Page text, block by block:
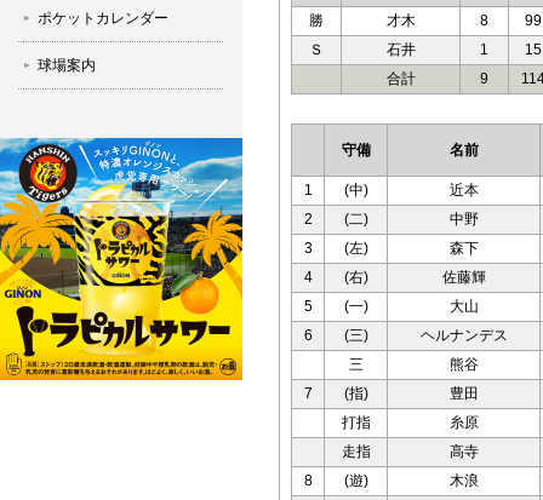
ポケットカレンダー
球場案内
勝 才木 8
99
Ｓ
石井 1
15
合計
9
守備 名前
1 (中)
近本
2
(二)
中野
3
(左)
森下
4
(右)
佐藤輝
5
(一)
大山
6
(三)
ヘルナンデス
三
熊谷
7
(指)
豊田
打指
糸原
走指
高寺
8
(遊)
木浪